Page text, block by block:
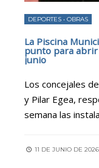
DEPORTES • OBRAS
La Piscina
punto para
junio
Los concejales
y Pilar Egea,
semana las
11 DE JUNIO DE 2026